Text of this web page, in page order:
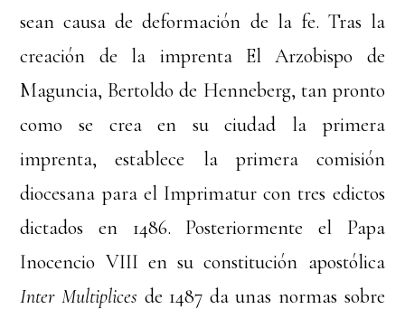
sean causa de deformación de la fe. Tras la
creación de la imprenta El Arzobispo de
Maguncia, Bertoldo de Henneberg, tan pronto
como se crea en su ciudad la primera
imprenta, establece la primera comisión
diocesana para el Imprimatur con tres edictos
dictados en 1486. Posteriormente el Papa
Inocencio VIII en su constitución apostólica
Inter Multiplices de 1487 da unas normas sobre